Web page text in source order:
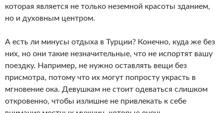
которая является не только неземной красоты зданием,
но и духовным центром.
А есть ли минусы отдыха в Турции? Конечно, куда же без
них, но они такие незначительные, что не испортят вашу
поездку. Например, не нужно оставлять вещи без
присмотра, потому что их могут попросту украсть в
мгновение ока. Девушкам не стоит одеваться слишком
откровенно, чтобы излишне не привлекать к себе